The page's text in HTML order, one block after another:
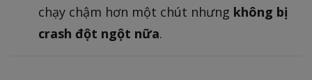
chạy chậm hơn một chút nhưng không bị
crash đột ngột nữa.